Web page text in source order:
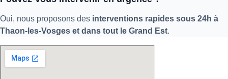
Oui, nous proposons des interventions rapides sous 24h à
Thaon-les-Vosges et dans tout le Grand Est.